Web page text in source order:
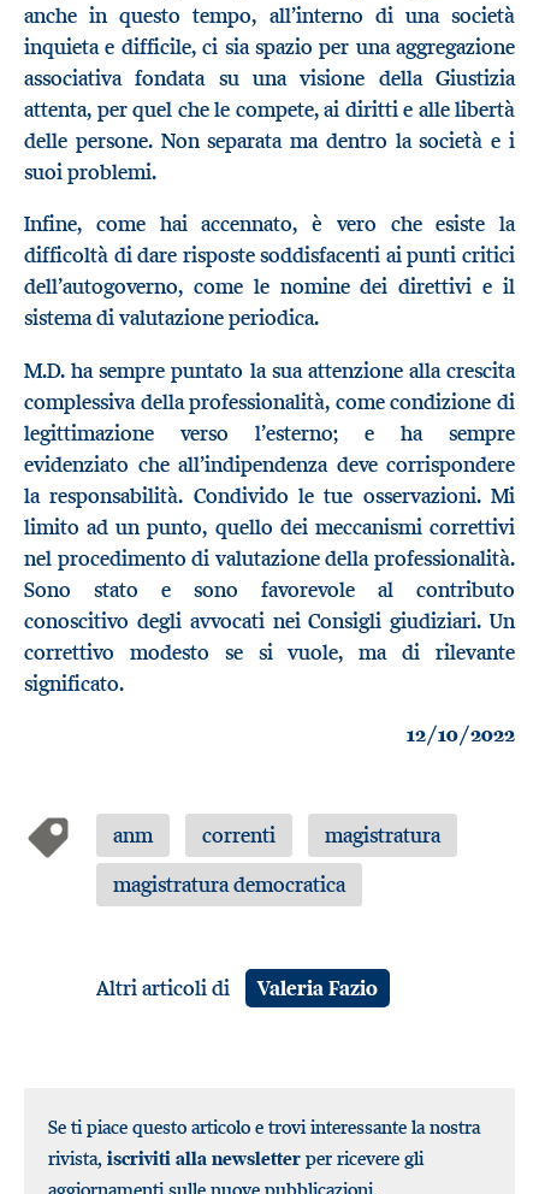
anche in questo tempo, all’interno di una società
inquieta e difficile, ci sia spazio per una aggregazione
associativa fondata su una visione della Giustizia
attenta, per quel che le compete, ai diritti e alle libertà
delle persone. Non separata ma dentro la società e i
suoi problemi.
Infine, come hai accennato, è vero che esiste la
difficoltà di dare risposte soddisfacenti ai punti critici
dell’autogoverno, come le nomine dei direttivi e il
sistema di valutazione periodica.
M.D. ha sempre puntato la sua attenzione alla crescita
complessiva della professionalità, come condizione di
legittimazione verso l’esterno; e ha sempre
evidenziato che all’indipendenza deve corrispondere
la responsabilità. Condivido le tue osservazioni. Mi
limito ad un punto, quello dei meccanismi correttivi
nel procedimento di valutazione della professionalità.
Sono stato e sono favorevole al contributo
conoscitivo degli avvocati nei Consigli giudiziari. Un
correttivo modesto se si vuole, ma di rilevante
significato.
12/10/2022
anm correnti
magistratura
magistratura democratica
Altri articoli di Valeria Fazio
Se ti piace questo articolo e trovi interessante la nostra
rivista, iscriviti alla newsletter per ricevere gli
aggiornamenti sulle nuove pubblicazioni.